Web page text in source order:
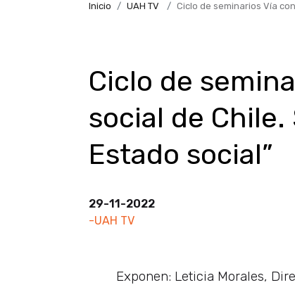
Inicio UAH TV Ciclo de seminarios Vía
Ciclo de
social de
Estado social”
29-11-2022
-UAH TV
Exponen: Leticia Morales,